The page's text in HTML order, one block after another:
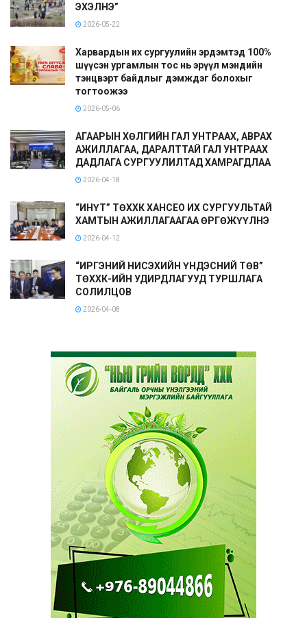
ЭХЭЛНЭ”
2026-05-22
Харвардын их сургуулийн эрдэмтэд 100%
шүүсэн ургамлын тос нь эрүүл мэндийн
тэнцвэрт байдлыг дэмждэг болохыг
тогтоожээ
2026-05-06
АГААРЫН ХӨЛГИЙН ГАЛ УНТРААХ, АВРАХ
АЖИЛЛАГАА, ДАРАЛТТАЙ ГАЛ УНТРААХ
ДАДЛАГА СУРГУУЛИЛТАД ХАМРАГДЛАА
2026-04-18
“ИНҮТ” ТӨХХК ХАНСЕО ИХ СУРГУУЛЬТАЙ
ХАМТЫН АЖИЛЛАГААГАА ӨРГӨЖҮҮЛНЭ
2026-04-12
“ИРГЭНИЙ НИСЭХИЙН ҮНДЭСНИЙ ТӨВ”
ТӨХХК-ИЙН УДИРДЛАГУУД ТУРШЛАГА
СОЛИЛЦОВ
2026-04-08